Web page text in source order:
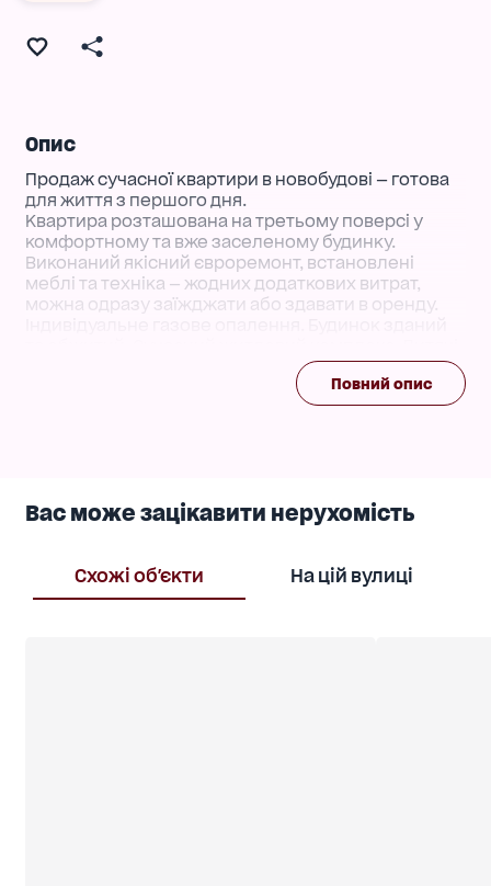
Опис
Продаж сучасної квартири в новобудові — готова
для життя з першого дня.
Квартира розташована на третьому поверсі у
комфортному та вже заселеному будинку.
Виконаний якісний євроремонт, встановлені
меблі та техніка — жодних додаткових витрат,
можна одразу заїжджати або здавати в оренду.
майданчики та облаштована територія. Магазини,
супермаркети та вся необхідна інфраструктура
поруч. Зручне транспортне сполучення
Повний опис
Вас може зацікавити нерухомість
Схожі об'єкти На цій вулиці